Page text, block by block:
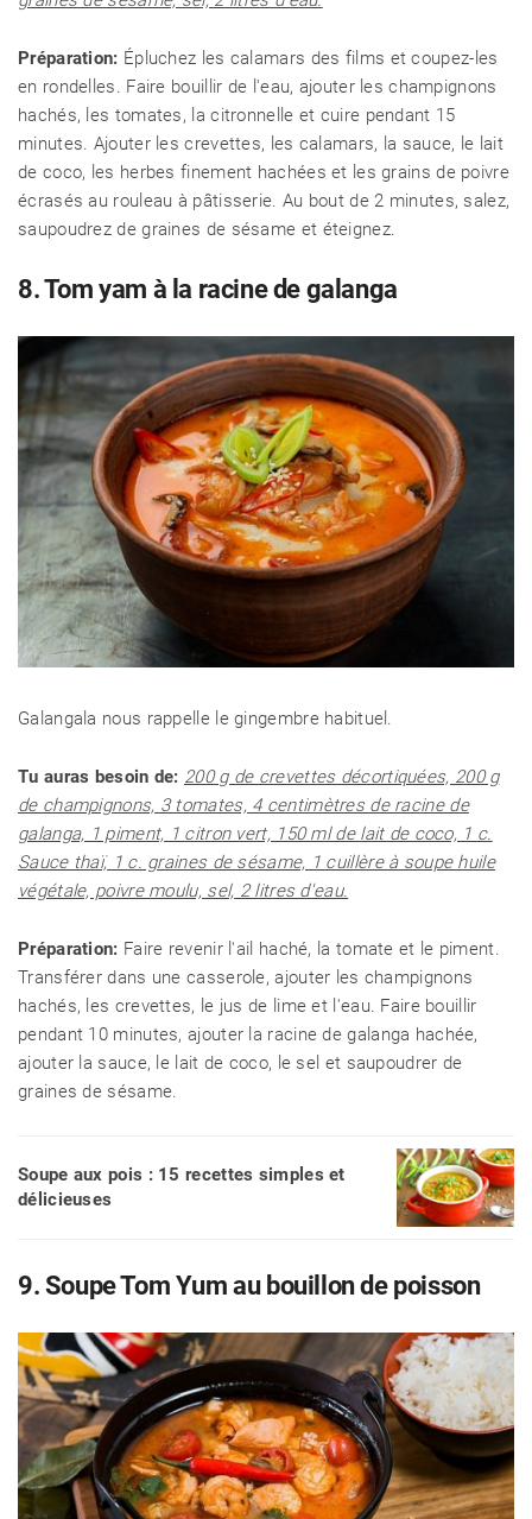
Préparation: Épluchez les calamars des films et coupez-les
en rondelles. Faire bouillir de l'eau, ajouter les champignons
hachés, les tomates, la citronnelle et cuire pendant 15
minutes. Ajouter les crevettes, les calamars, la sauce, le lait
de coco, les herbes finement hachées et les grains de poivre
écrasés au rouleau à pâtisserie. Au bout de 2 minutes, salez,
saupoudrez de graines de sésame et éteignez.
8. Tom yam à la racine de galanga
Galangala nous rappelle le gingembre habituel.
Tu auras besoin de: 200 g de crevettes décortiquées, 200 g
de champignons, 3 tomates, 4 centimètres de racine de
galanga, 1 piment, 1 citron vert, 150 ml de lait de coco, 1 c.
Sauce thaï, 1 c. graines de sésame, 1 cuillère à soupe huile
végétale, poivre moulu, sel, 2 litres d'eau.
Préparation: Faire revenir l'ail haché, la tomate et le piment.
Transférer dans une casserole, ajouter les champignons
hachés, les crevettes, le jus de lime et l'eau. Faire bouillir
pendant 10 minutes, ajouter la racine de galanga hachée,
ajouter la sauce, le lait de coco, le sel et saupoudrer de
graines de sésame.
Soupe aux pois : 15 recettes simples et
délicieuses
9. Soupe Tom Yum au bouillon de poisson